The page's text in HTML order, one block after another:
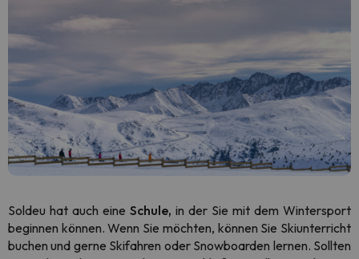
Soldeu hat auch eine Schule, in der Sie mit dem Wintersport
beginnen können. Wenn Sie möchten, können Sie Skiunterricht
buchen und gerne Skifahren oder Snowboarden lernen. Sollten